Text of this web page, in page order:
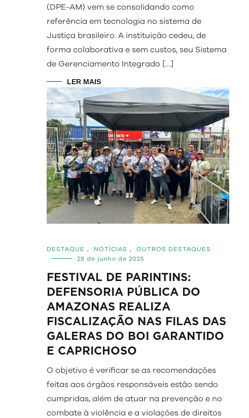
(DPE-AM) vem se consolidando como
referência em tecnologia no sistema de
Justiça brasileiro. A instituição cedeu, de
forma colaborativa e sem custos, seu Sistema
de Gerenciamento Integrado […]
LER MAIS
DESTAQUE , NOTÍCIAS ,
OUTROS DESTAQUES
28 de junho de 2025
FESTIVAL DE PARINTINS:
DEFENSORIA PÚBLICA DO
AMAZONAS REALIZA
FISCALIZAÇÃO NAS FILAS DAS
GALERAS DO BOI GARANTIDO
E CAPRICHOSO
O objetivo é verificar se as recomendações
feitas aos órgãos responsáveis estão sendo
cumpridas, além de atuar na prevenção e no
combate à violência e a violações de direitos